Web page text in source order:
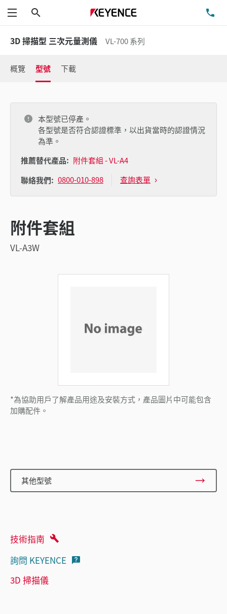
功能表
3D 掃描型 三次元量測儀 VL-700 系列
概覽 型號 下載
本型號已停產。
各型號是否符合認證標準，以出貨當時的認證情況
為準。
推薦替代產品: 附件套組 - VL-A4
聯絡我們: 0800-010-898 查詢表單
附件套組
VL-A3W
*為協助用戶了解產品用途及安裝方式，產品圖片中可能包含
加購配件。
其他型號
技術指南
詢問 KEYENCE
3D 掃描儀